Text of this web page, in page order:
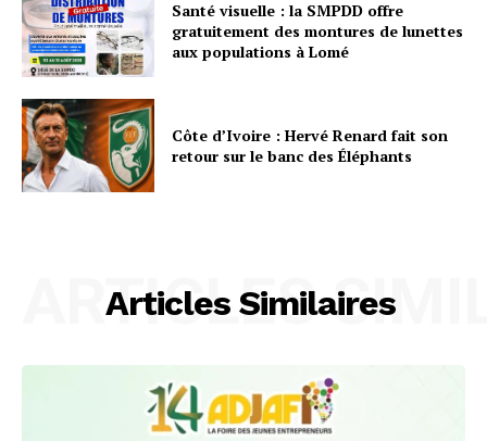
Santé visuelle : la SMPDD offre
gratuitement des montures de lunettes
aux populations à Lomé
Côte d’Ivoire : Hervé Renard fait son
retour sur le banc des Éléphants
Articles Similaires
ARTICLES